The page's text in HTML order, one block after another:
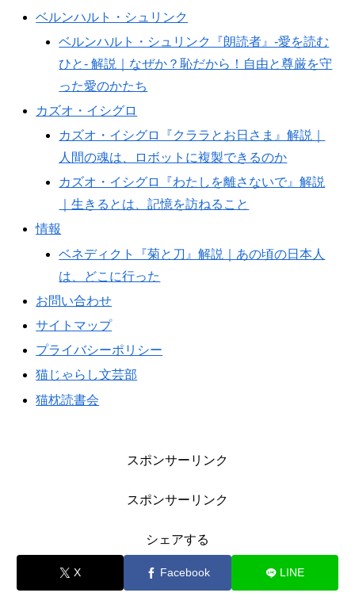
ベルンハルト・シュリンク
ベルンハルト・シュリンク『朗読者』-愛を読む
ひと- 解説｜なぜか？恥だから！自由と尊厳を守
った愛のかたち
カズオ・イシグロ
カズオ・イシグロ『クララとお日さま』解説｜
人間の魂は、ロボットに複製できるのか
カズオ・イシグロ『わたしを離さないで』解説
｜生きるとは、記憶を訪ねること
情報
ベネディクト『菊と刀』解説｜あの頃の日本人
は、どこに行った
お問い合わせ
サイトマップ
プライバシーポリシー
猫じゃらし文芸部
猫枕読書会
スポンサーリンク
スポンサーリンク
シェアする
X Facebook LINE